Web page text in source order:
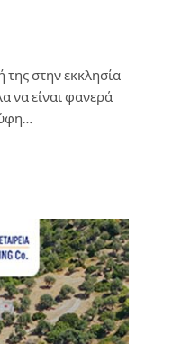
στην εκκλησία
να είναι φανερά